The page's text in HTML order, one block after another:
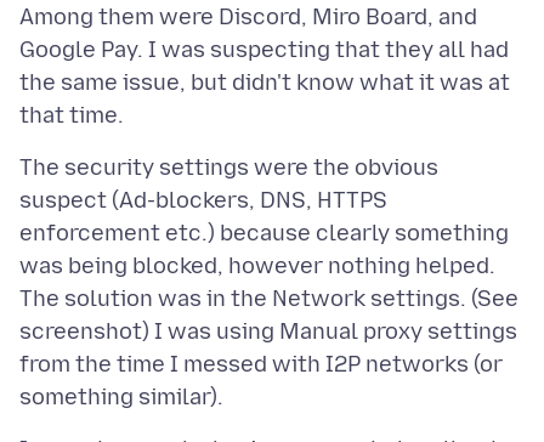
Among them were Discord, Miro Board, and
Google Pay. I was suspecting that they all had
the same issue, but didn't know what it was at
The security settings were the obvious
suspect (Ad-blockers, DNS, HTTPS
enforcement etc.) because clearly something
was being blocked, however nothing helped.
The solution was in the Network settings. (See
screenshot) I was using Manual proxy settings
from the time I messed with I2P networks (or